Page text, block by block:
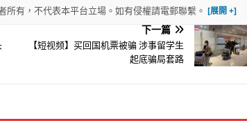
有，不代表本平台立場。如有侵權請電郵聯繫。
下一篇
【短视频】买回国机票被骗 涉事留学生
起底骗局套路